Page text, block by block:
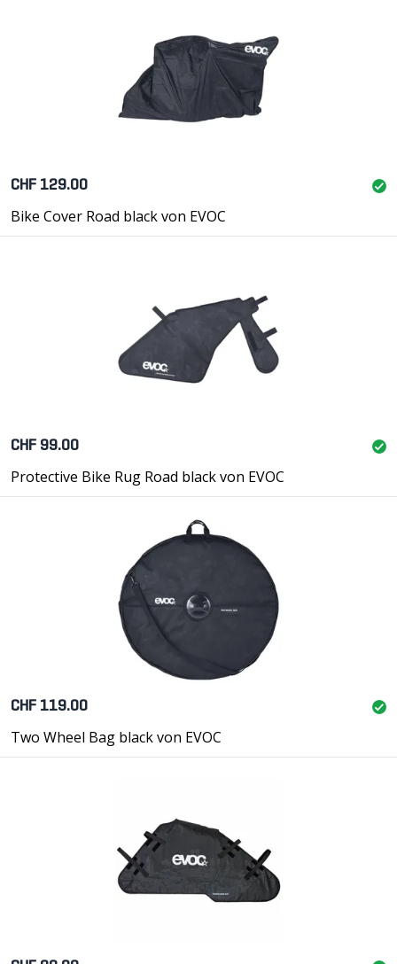
CHF 129.00
Bike Cover Road black von EVOC
CHF 99.00
Protective Bike Rug Road black von EVOC
CHF 119.00
Two Wheel Bag black von EVOC